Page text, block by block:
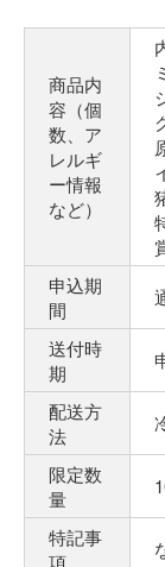
商品内
容（個
数、ア
レルギ
ー情報
など）
申込期
間
送付時
期
配送方
法
限定数
量
特記事
項